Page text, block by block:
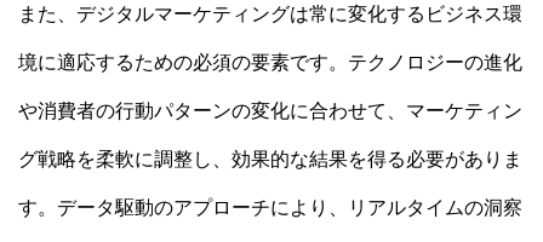
また、デジタルマーケティングは常に変化するビジネス環
境に適応するための必須の要素です。テクノロジーの進化
や消費者の行動パターンの変化に合わせて、マーケティン
グ戦略を柔軟に調整し、効果的な結果を得る必要がありま
す。データ駆動のアプローチにより、リアルタイムの洞察